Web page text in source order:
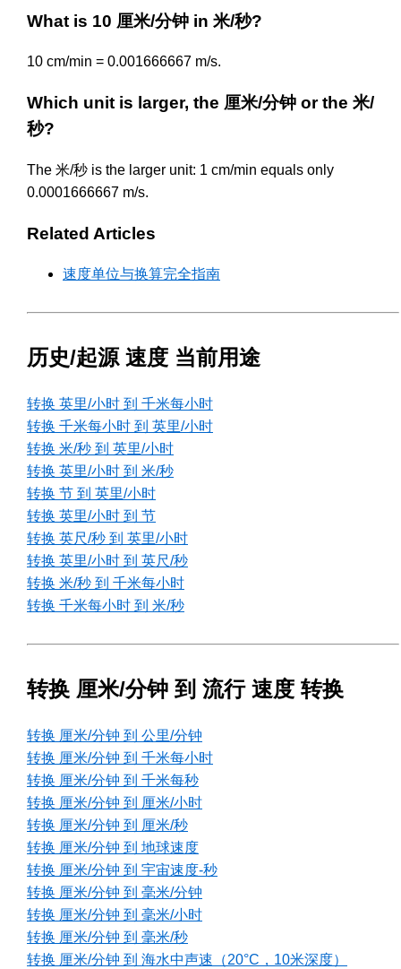
What is 10 厘米/分钟 in 米/秒?
10 cm/min = 0.001666667 m/s.
Which unit is larger, the 厘米/分钟 or the 米/
秒?
The 米/秒 is the larger unit: 1 cm/min equals only
0.0001666667 m/s.
Related Articles
速度单位与换算完全指南
历史/起源 速度 当前用途
转换 英里/小时 到 千米每小时
转换 千米每小时 到 英里/小时
转换 米/秒 到 英里/小时
转换 英里/小时 到 米/秒
转换 节 到 英里/小时
转换 英里/小时 到 节
转换 英尺/秒 到 英里/小时
转换 英里/小时 到 英尺/秒
转换 米/秒 到 千米每小时
转换 千米每小时 到 米/秒
转换 厘米/分钟 到 流行 速度 转换
转换 厘米/分钟 到 公里/分钟
转换 厘米/分钟 到 千米每小时
转换 厘米/分钟 到 千米每秒
转换 厘米/分钟 到 厘米/小时
转换 厘米/分钟 到 厘米/秒
转换 厘米/分钟 到 地球速度
转换 厘米/分钟 到 宇宙速度-秒
转换 厘米/分钟 到 毫米/分钟
转换 厘米/分钟 到 毫米/小时
转换 厘米/分钟 到 毫米/秒
转换 厘米/分钟 到 海水中声速（20°C，10米深度）